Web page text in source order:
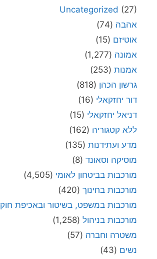
Uncategorized (27)
אהבה (74)
אוטיזם (15)
אמונה (1,277)
אמנות (253)
גרשון הכהן (818)
דור יחזקאלי (16)
דניאל יחזקאלי (15)
ללא קטגוריה (162)
מדע ועתידנות (135)
מוסיקה וסאונד (8)
מורכבות בביטחון לאומי (4,505)
מורכבות בחינוך (420)
מורכבות במשפט, בשיטור ובאכיפת חוק
מורכבות בניהול (1,258)
משטרה וחברה (57)
נשים (43)